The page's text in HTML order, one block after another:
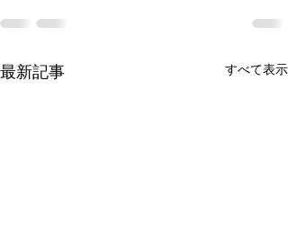
最新記事 すべて表示